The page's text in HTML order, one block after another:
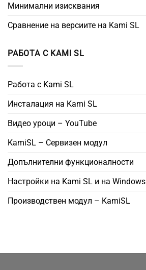
Минимални изисквания
Сравнение на версиите на Kami SL
РАБОТА С KAMI SL
Работа с Kami SL
Инсталация на Kami SL
Видео уроци – YouTube
KamiSL – Сервизен модул
Допълнителни функционалности
Настройки на Kami SL и на Windows
Производствен модул – KamiSL